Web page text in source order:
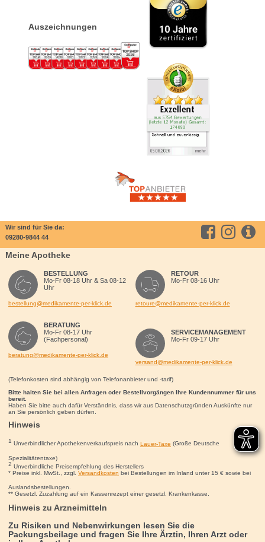
Auszeichnungen
Wir sind für Sie da:
09280-9844 44
Meine Apotheke
BESTELLUNG
Mo-Fr 08-18 Uhr & Sa 08-12
Uhr
bestellung@medikamente-per-klick.de
BERATUNG
Mo-Fr 08-17 Uhr
(Fachpersonal)
beratung@medikamente-per-klick.de
RETOUR
Mo-Fr 08-16 Uhr
retoure@medikamente-per-klick.de
SERVICEMANAGEMENT
Mo-Fr 09-17 Uhr
versand@medikamente-per-klick.de
(Telefonkosten sind abhängig von Telefonanbieter und -tarif)
Bitte halten Sie bei allen Anfragen oder Bestellvorgängen Ihre Kundennummer für uns
bereit.
Haben Sie bitte auch dafür Verständnis, dass wir aus Datenschutzgründen Auskünfte nur
an Sie persönlich geben dürfen.
Hinweis
1 Unverbindlicher Apothekenverkaufspreis nach Lauer-Taxe (Große Deutsche
Spezialitätentaxe)
2 Unverbindliche Preisempfehlung des Herstellers
* Preise inkl. MwSt., zzgl. Versandkosten bei Bestellungen im Inland unter 15 €sowie bei
Auslandsbestellungen.
** Gesetzl. Zuzahlung auf ein Kassenrezept einer gesetzl. Krankenkasse.
Hinweis zu Arzneimitteln
Zu Risiken und Nebenwirkungen lesen Sie die
Packungsbeilage und fragen Sie Ihre Ärztin, Ihren Arzt oder